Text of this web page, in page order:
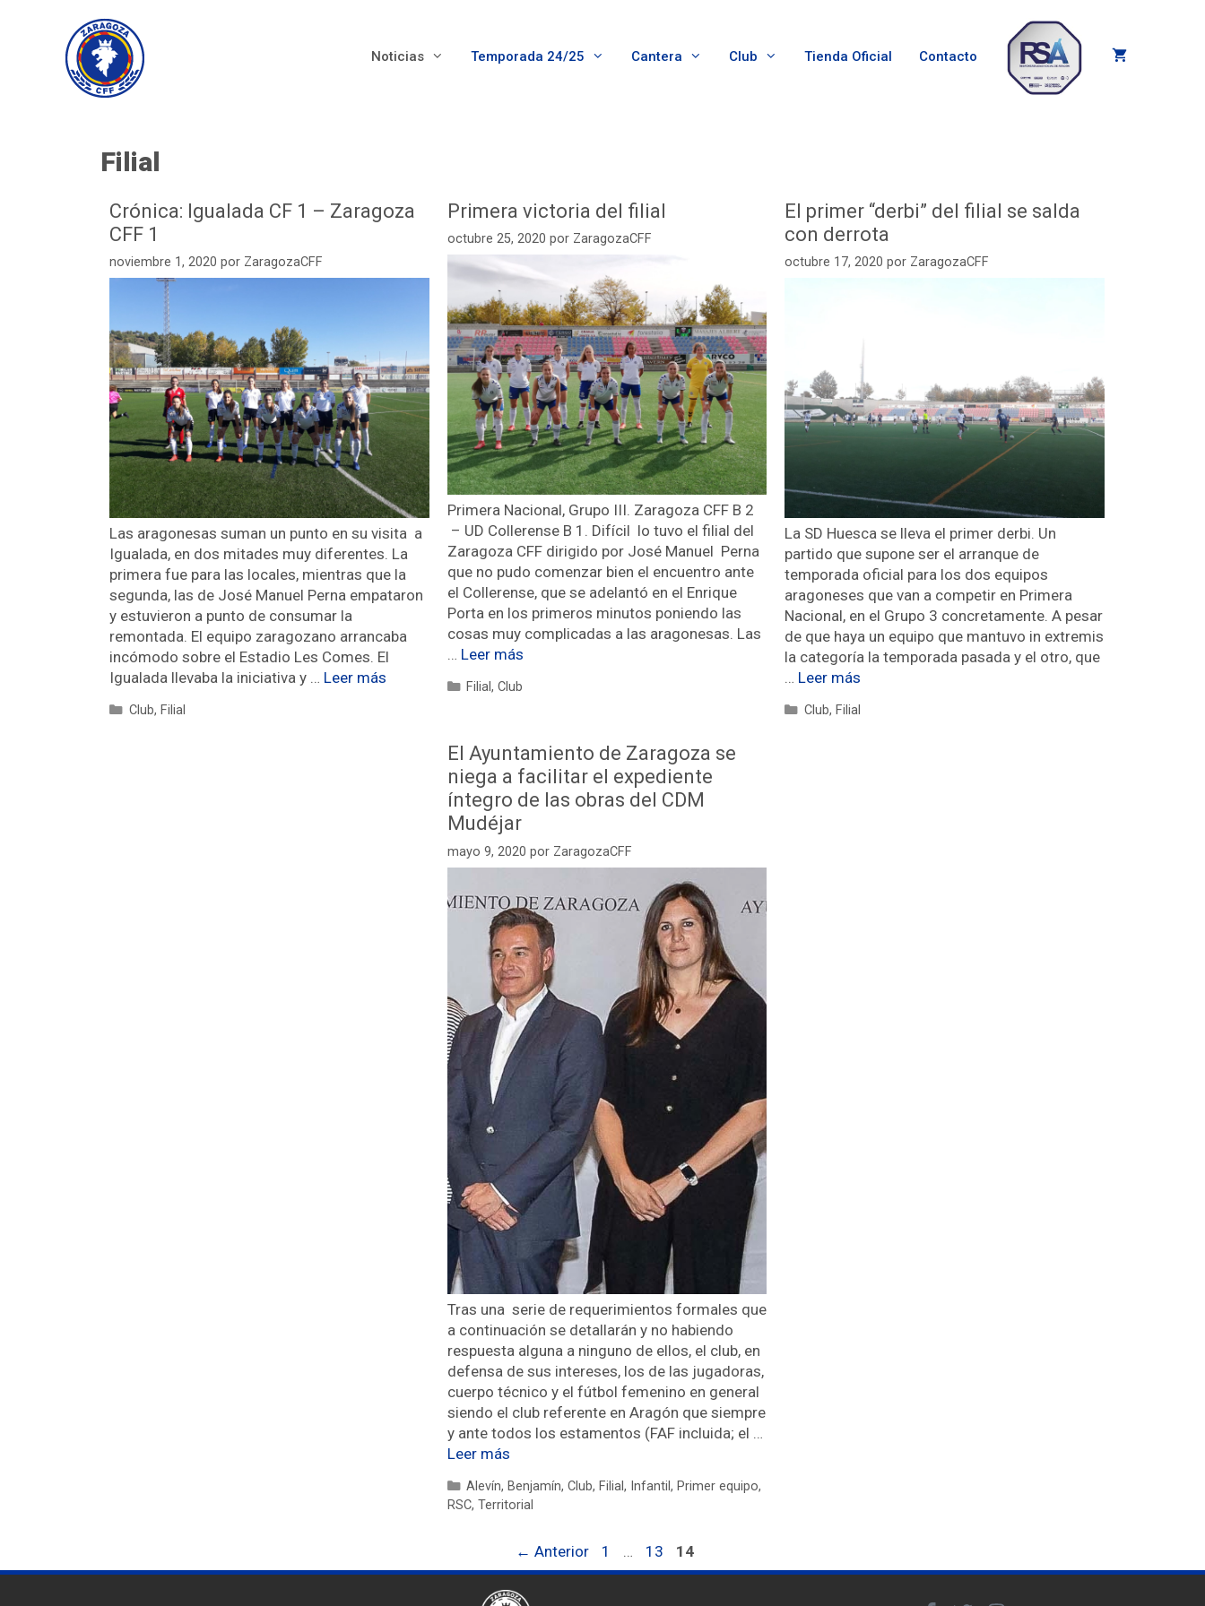
Noticias Temporada 24/25 Cantera Club Tienda Oficial Contacto
Filial
Crónica: Igualada CF 1 – Zaragoza
CFF 1
noviembre 1, 2020 por ZaragozaCFF
Las aragonesas suman un punto en su visita a
Igualada, en dos mitades muy diferentes. La
primera fue para las locales, mientras que la
segunda, las de José Manuel Perna empataron
y estuvieron a punto de consumar la
remontada. El equipo zaragozano arrancaba
incómodo sobre el Estadio Les Comes. El
Igualada llevaba la iniciativa y … Leer más
Club, Filial
Primera victoria del filial
octubre 25, 2020 por ZaragozaCFF
Primera Nacional, Grupo III. Zaragoza CFF B 2
– UD Collerense B 1. Difícil lo tuvo el filial del
Zaragoza CFF dirigido por José Manuel Perna
que no pudo comenzar bien el encuentro ante
el Collerense, que se adelantó en el Enrique
Porta en los primeros minutos poniendo las
cosas muy complicadas a las aragonesas. Las
… Leer más
Filial,Club
El primer “derbi” del filial se salda
con derrota
octubre 17, 2020 por ZaragozaCFF
La SD Huesca se lleva el primer derbi. Un
partido que supone ser el arranque de
temporada oficial para los dos equipos
aragoneses que van a competir en Primera
Nacional, en el Grupo 3 concretamente. A pesar
de que haya un equipo que mantuvo in extremis
la categoría la temporada pasada y el otro, que
… Leer más
Club, Filial
El Ayuntamiento de Zaragoza se
niega a facilitar el expediente
íntegro de las obras del CDM
Mudéjar
mayo 9, 2020 por ZaragozaCFF
Tras una serie de requerimientos formales que
a continuación se detallarán y no habiendo
respuesta alguna a ninguno de ellos, el club, en
defensa de sus intereses, los de las jugadoras,
cuerpo técnico y el fútbol femenino en general
siendo el club referente en Aragón que siempre
y ante todos los estamentos (FAF incluida; el …
Leer más
Alevín, Benjamín,Club, Filial, Infantil, Primer equipo,
RSC, Territorial
← Anterior 1 … 13 14